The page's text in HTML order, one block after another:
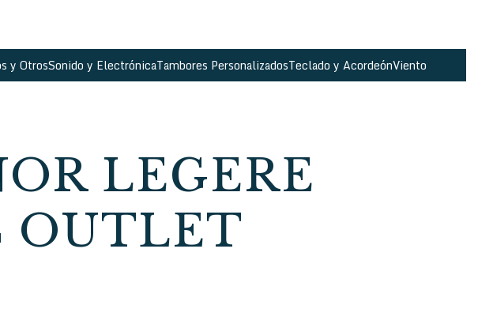
y OtrosSonido y ElectrónicaTambores PersonalizadosTeclado y AcordeónViento
LEGERE
OUTLET